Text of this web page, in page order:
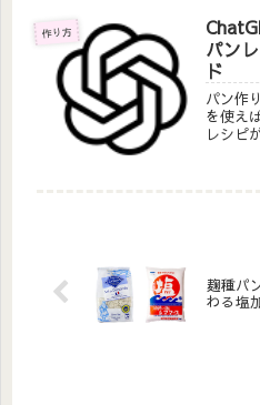
フルー
作り方
パン
ド
パン作
を使え
レシピ
麹種パ
わる塩